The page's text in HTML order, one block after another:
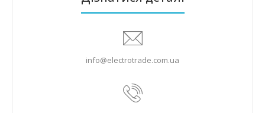
info@electrotrade.com.ua